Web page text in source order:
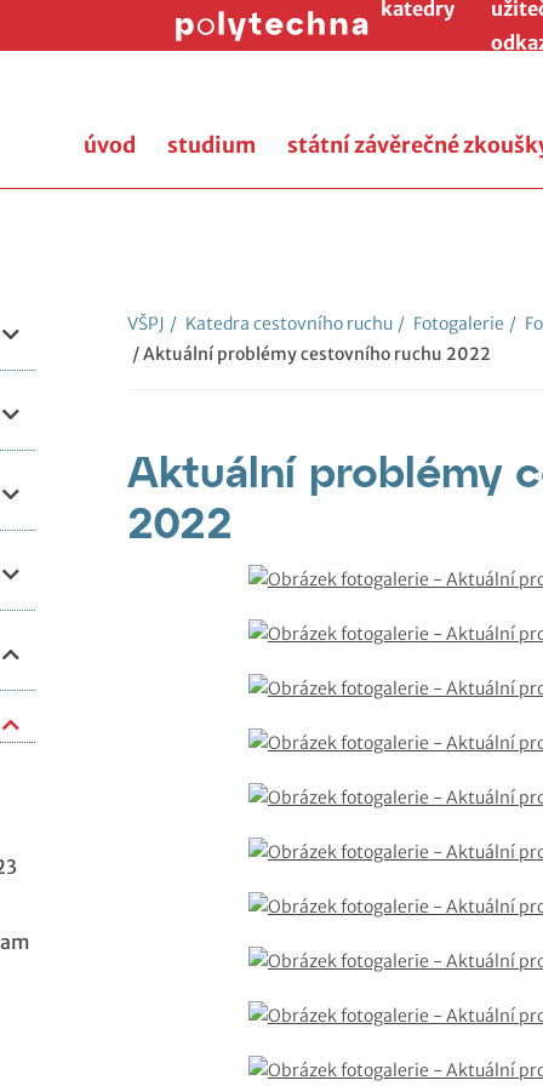
katedry
úvod studium státní závěrečné
VŠPJ / Katedra cestovního ruchu / Fotogalerie /
/ Aktuální problémy cestovního ruchu 2022
Aktuální problémy
2022